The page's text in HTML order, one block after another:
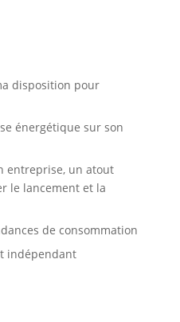
disposition pour
énergétique sur son
entreprise, un atout
le lancement et la
de consommation
indépendant